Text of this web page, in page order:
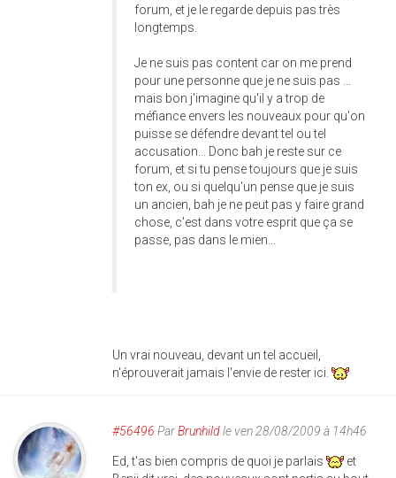
forum, et je le regarde depuis pas très
longtemps.
Je ne suis pas content car on me prend
pour une personne que je ne suis pas ...
mais bon j'imagine qu'il y a trop de
méfiance envers les nouveaux pour qu'on
puisse se défendre devant tel ou tel
accusation... Donc bah je reste sur ce
forum, et si tu pense toujours que je suis
ton ex, ou si quelqu'un pense que je suis
un ancien, bah je ne peut pas y faire grand
chose, c'est dans votre esprit que ça se
passe, pas dans le mien...
Un vrai nouveau, devant un tel accueil,
n'éprouverait jamais l'envie de rester ici.
#56496 ParBrunhildle ven 28/08/2009 à 14h46
Ed, t'as bien compris de quoi je parlais
et